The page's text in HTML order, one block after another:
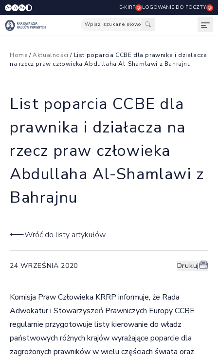
A- A A+ E-KIRP LOGOWANIE DO POCZTY
Wpisz szukane słowo
Home /Aktualności / List poparcia CCBE dla prawnika i działacza
na rzecz praw człowieka Abdullaha Al-Shamlawi z Bahrajnu
List poparcia CCBE dla
prawnika i działacza na
rzecz praw człowieka
Abdullaha Al-Shamlawi z
Bahrajnu
Wróć do listy artykułów
24 WRZEŚNIA 2020 Drukuj
Komisja Praw Człowieka KRRP informuje, że Rada
Adwokatur i Stowarzyszeń Prawniczych Europy CCBE
regularnie przygotowuje listy kierowanie do władz
państwowych różnych krajów wyrażające poparcie dla
zagrożonych prawników w wielu częściach świata oraz